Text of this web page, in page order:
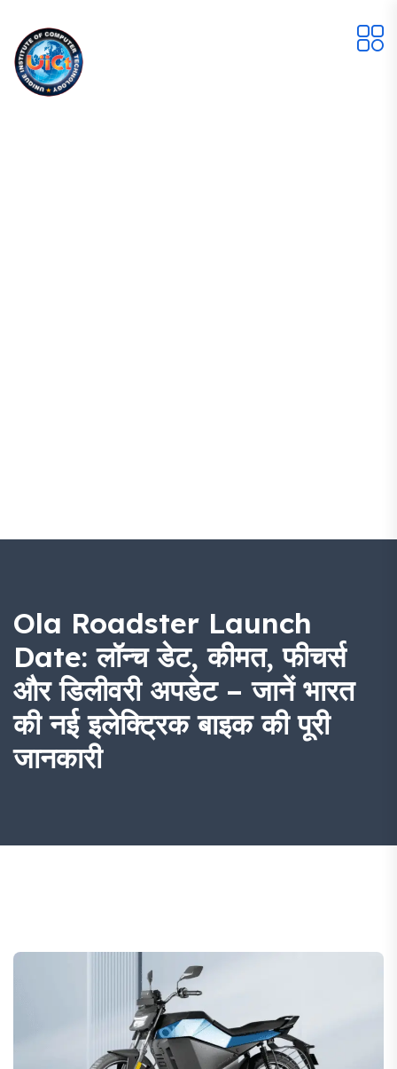
Ola Roadster Launch
Date: लॉन्च डेट, कीमत, फीचर्स
और डिलीवरी अपडेट – जानें भारत
की नई इलेक्ट्रिक बाइक की पूरी
जानकारी